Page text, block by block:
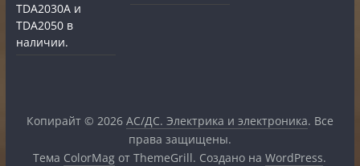
TDA2030A и
TDA2050 в
наличии.
Копирайт © 2026 АС/ДС. Электрика и электроника. Все
права защищены.
Тема ColorMag от ThemeGrill. Создано наWordPress.